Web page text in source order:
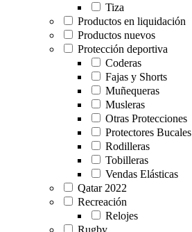
Tiza
Productos en liquidación
Productos nuevos
Protección deportiva
Coderas
Fajas y Shorts
Muñequeras
Musleras
Otras Protecciones
Protectores Bucales
Rodilleras
Tobilleras
Vendas Elásticas
Qatar 2022
Recreación
Relojes
Rugby